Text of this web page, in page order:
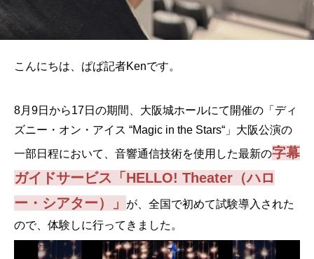
こんにちは、ぱぱ記者Kenです。
8月9日から17日の期間、大阪城ホールにて開催の「ディ
ズニー・オン・アイス “Magic in the Stars“」大阪公演の
一部日程において、音響通信技術を使用した最新の字幕
ガイドサービス「HELLO! Theater（ハロ
ー・シアター）」
が、全国で初めて試験導入された
ので、体験しに行ってきました。